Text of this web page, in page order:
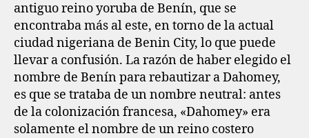
antiguo reino yoruba de Benín, que se
encontraba más al este, en torno de la actual
ciudad nigeriana de Benin City, lo que puede
llevar a confusión. La razón de haber elegido el
nombre de Benín para rebautizar a Dahomey,
es que se trataba de un nombre neutral: antes
de la colonización francesa, «Dahomey» era
solamente el nombre de un reino costero